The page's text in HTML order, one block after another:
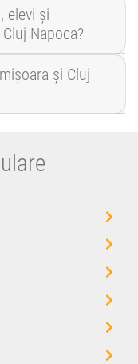
elevi și
Napoca?
și Cluj